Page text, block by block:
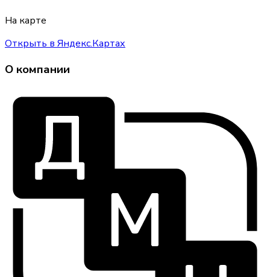
На карте
Открыть в Яндекс.Картах
О компании